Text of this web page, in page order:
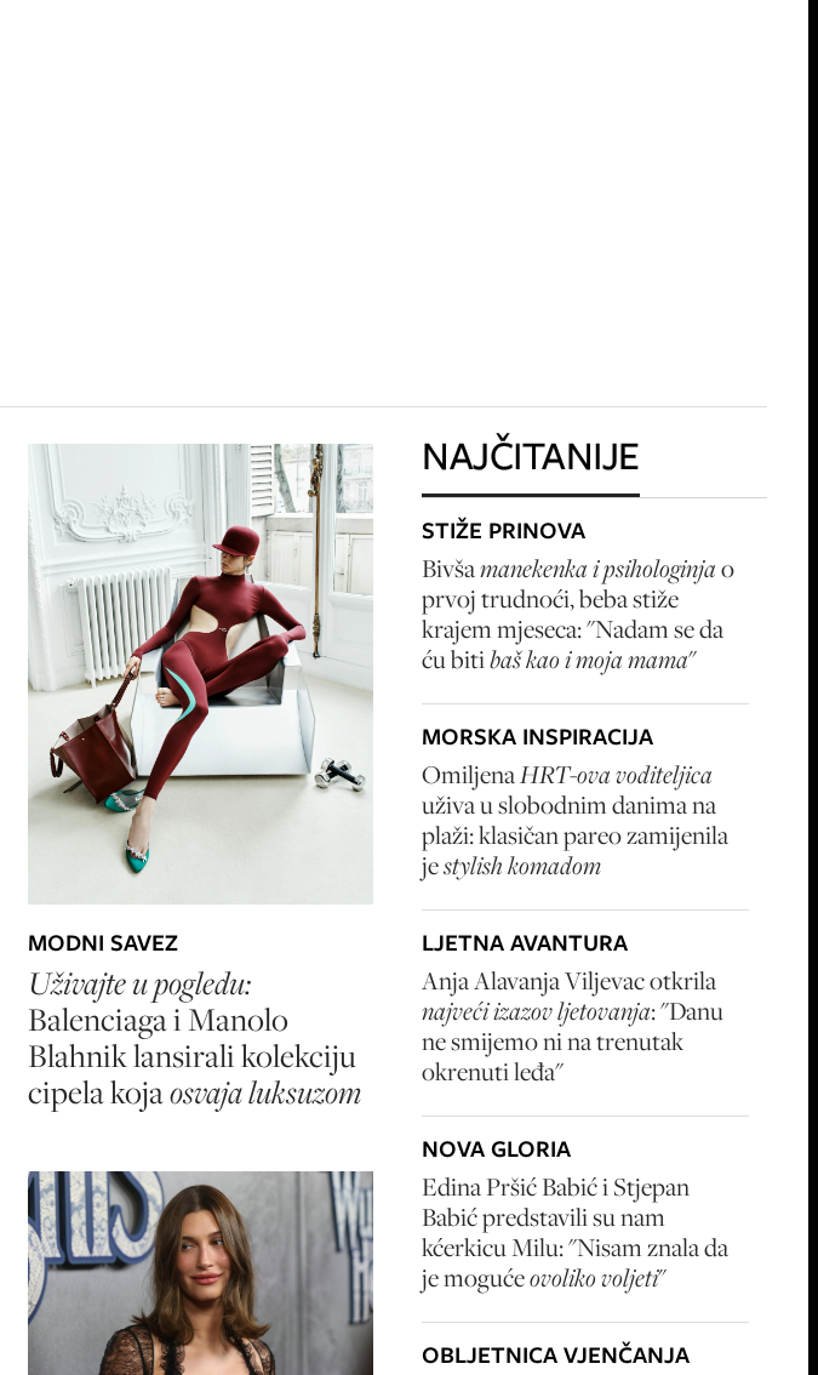
MODNI SAVEZ
Uživajte u pogledu:
Balenciaga i Manolo
Blahnik lansirali kolekciju
cipela kojaosvaja luksuzom
NAJČITANIJE
STIŽE PRINOVA
Bivšamanekenka i psihologinjao
prvoj trudnoći, beba stiže
krajem mjeseca: "Nadam se da
ću bitibaš kao i moja mama"
MORSKA INSPIRACIJA
OmiljenaHRT-ova voditeljica
uživa u slobodnim danima na
plaži: klasičan pareo zamijenila
jestylish komadom
LJETNA AVANTURA
Anja Alavanja Viljevac otkrila
najveći izazov ljetovanja: "Danu
ne smijemo ni na trenutak
okrenuti leđa"
NOVA GLORIA
Edina Pršić Babić i Stjepan
Babić predstavili su nam
kćerkicu Milu: "Nisam znala da
je mogućeovoliko voljeti"
OBLJETNICA VJENČANJA